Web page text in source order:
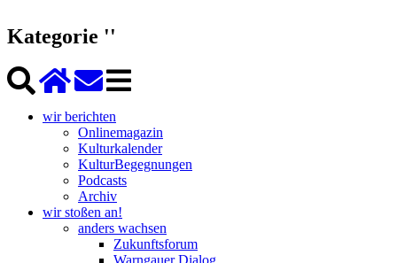
Kategorie ''
wir berichten
Onlinemagazin
Kulturkalender
KulturBegegnungen
Podcasts
Archiv
wir stoßen an!
anders wachsen
Zukunftsforum
Warngauer Dialog